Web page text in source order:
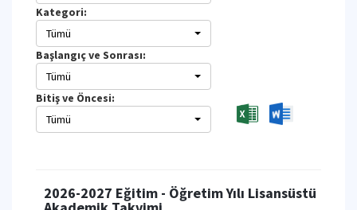
Kategori:
Tümü
Başlangıç ve Sonrası:
Tümü
Bitiş ve Öncesi:
Tümü
2026-2027 Eğitim - Öğretim Yılı Lisansüstü